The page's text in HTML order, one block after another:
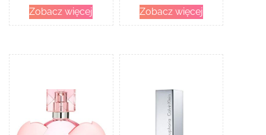
Zobacz więcej Zobacz więcej